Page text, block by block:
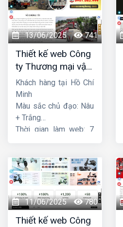
13/06/2025 741
Thiết kế web Công
ty Thương mại vận
tải Song Bằng
Khách hàng tại Hồ Chí
Minh
Màu sắc chủ đạo: Nâu
+ Trắng
Thời gian làm web: 7
11/06/2025 780
Thiết kế web Công